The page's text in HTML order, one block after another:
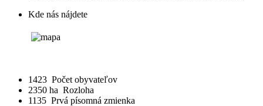
Kde nás nájdete
1423 Počet obyvateľov
2350 ha Rozloha
1135 Prvá písomná zmienka